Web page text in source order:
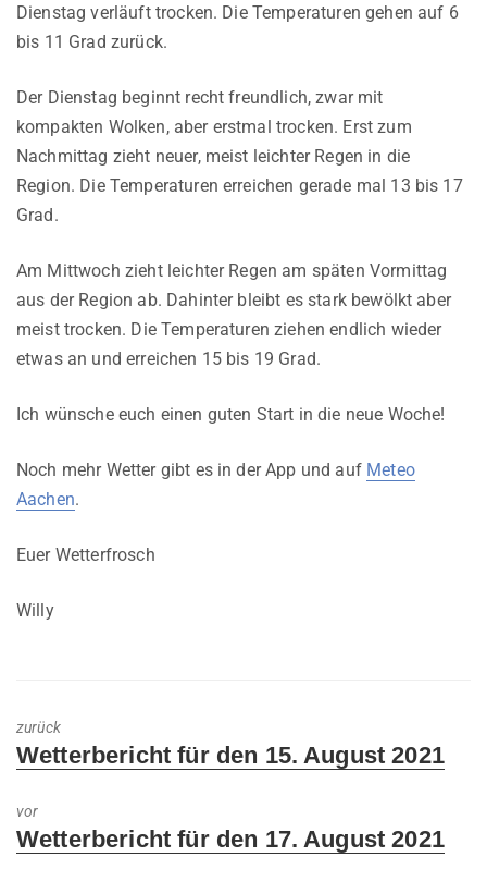
Dienstag verläuft trocken. Die Temperaturen gehen auf 6
bis 11 Grad zurück.
Der Dienstag beginnt recht freundlich, zwar mit
kompakten Wolken, aber erstmal trocken. Erst zum
Nachmittag zieht neuer, meist leichter Regen in die
Region. Die Temperaturen erreichen gerade mal 13 bis 17
Grad.
Am Mittwoch zieht leichter Regen am späten Vormittag
aus der Region ab. Dahinter bleibt es stark bewölkt aber
meist trocken. Die Temperaturen ziehen endlich wieder
etwas an und erreichen 15 bis 19 Grad.
Ich wünsche euch einen guten Start in die neue Woche!
Noch mehr Wetter gibt es in der App und auf Meteo
Aachen.
Euer Wetterfrosch
Willy
zurück
Previous
Wetterbericht für den 15. August 2021
vor
Next
Wetterbericht für den 17. August 2021